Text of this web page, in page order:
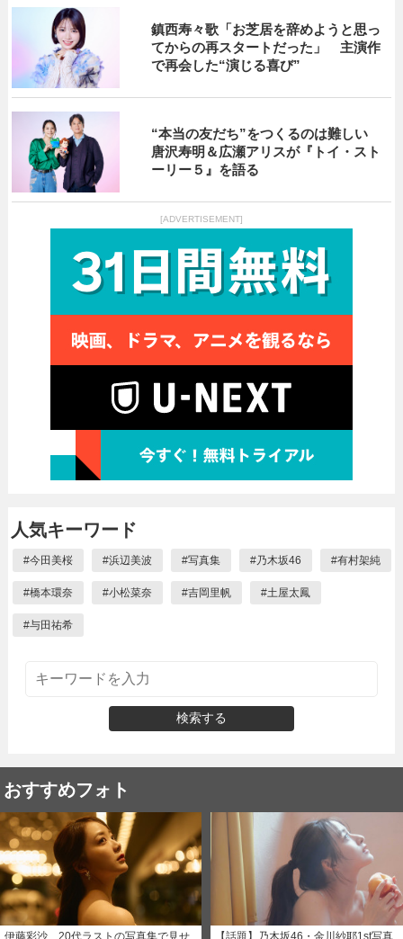
鎮西寿々歌「お芝居を辞めようと思っ
てからの再スタートだった」 主演作
で再会した“演じる喜び”
“本当の友だち”をつくるのは難しい
唐沢寿明＆広瀬アリスが『トイ・スト
ーリー５』を語る
[ADVERTISEMENT]
人気キーワード
#今田美桜 #浜辺美波 #写真集 #乃木坂46 #有村架純
#橋本環奈 #小松菜奈 #吉岡里帆 #土屋太鳳
#与田祐希
検索する
おすすめフォト